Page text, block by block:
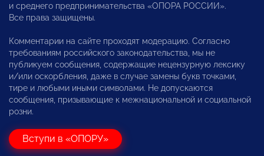
и среднего предпринимательства «ОПОРА РОССИИ».
Все права защищены.
Комментарии на сайте проходят модерацию. Согласно
требованиям российского законодательства, мы не
публикуем сообщения, содержащие нецензурную лексику
и/или оскорбления, даже в случае замены букв точками,
тире и любыми иными символами. Не допускаются
сообщения, призывающие к межнациональной и социальной
розни.
Вступи в «ОПОРУ»